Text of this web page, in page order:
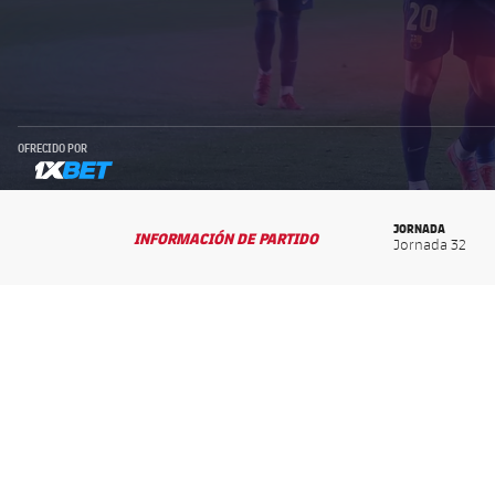
OFRECIDO POR
INFORMACIÓN DE PARTIDO
La Liga
La Liga
JORNADA
Jornada 32